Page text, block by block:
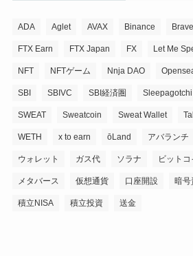
ADA Aglet AVAX Binance Brave
FTX Earn FTX Japan FX Let Me
NFT NFTゲーム Nnja DAO
SBI SBIVC SBI経済圏 Sleepagotchi
SWEAT Sweatcoin Sweat Wallet
WETH x to earn ōLand アバランチ
ウォレット ガス代 ソラナ ビットコ
メタバース 仮想通貨 口座開設 暗号
積立NISA 積立投資 送金